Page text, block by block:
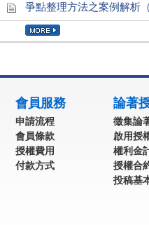
爭點整理方法之案例解析
會員服務
申請流程
會員條款
授權費用
付款方式
論著
徵集論
啟用授
權利金
授權合
投稿基